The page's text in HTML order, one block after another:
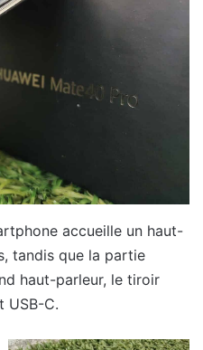
accueille un haut-
tandis que la partie
haut-parleur, le tiroir
USB-C.